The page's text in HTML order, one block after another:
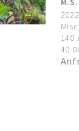
2022
140